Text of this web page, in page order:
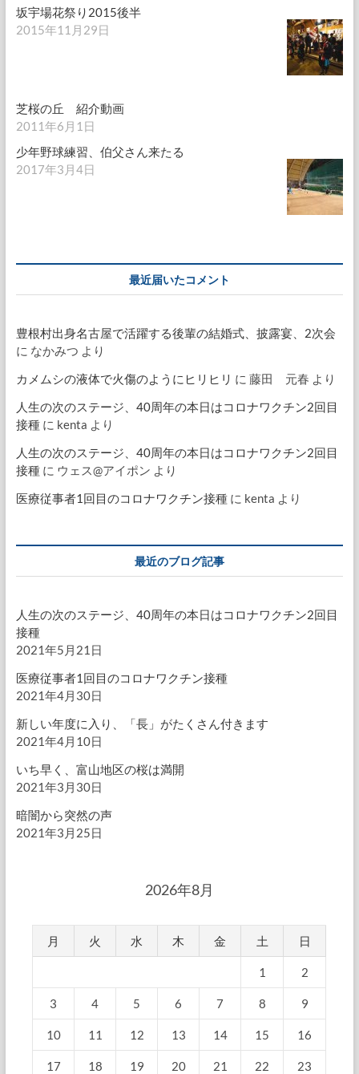
坂宇場花祭り2015後半
2015年11月29日
芝桜の丘 紹介動画
2011年6月1日
少年野球練習、伯父さん来たる
2017年3月4日
最近届いたコメント
豊根村出身名古屋で活躍する後輩の結婚式、披露宴、2次会
に なかみつ より
カメムシの液体で火傷のようにヒリヒリ に 藤田 元春 より
人生の次のステージ、40周年の本日はコロナワクチン2回目
接種に kenta より
人生の次のステージ、40周年の本日はコロナワクチン2回目
接種に ウェス@アイポン より
医療従事者1回目のコロナワクチン接種に kenta より
最近のブログ記事
人生の次のステージ、40周年の本日はコロナワクチン2回目
接種
2021年5月21日
医療従事者1回目のコロナワクチン接種
2021年4月30日
新しい年度に入り、「長」がたくさん付きます
2021年4月10日
いち早く、富山地区の桜は満開
2021年3月30日
暗闇から突然の声
2021年3月25日
2026年8月
月 火 水 木 金 土 日
1 2
3 4 5 6 7 8 9
10 11 12 13 14 15 16
17 18 19 20 21 22 23